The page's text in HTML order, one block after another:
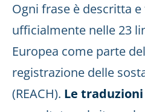
Ogni frase è descritta
ufficialmente nelle 23
Europea come parte
registrazione delle
(REACH). Le traduzioni